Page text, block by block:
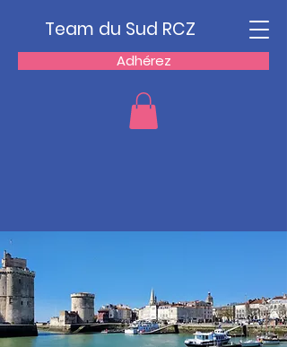
Adhérez
Team du Sud RCZ